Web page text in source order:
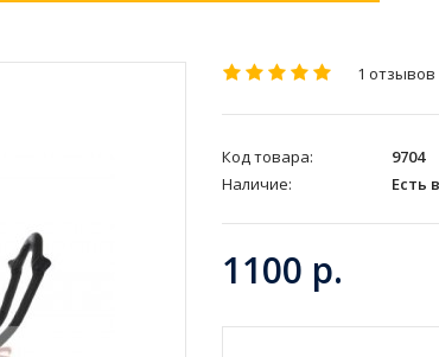
1 отзывов
Код товара:
9704
Наличие:
Есть
1100 р.